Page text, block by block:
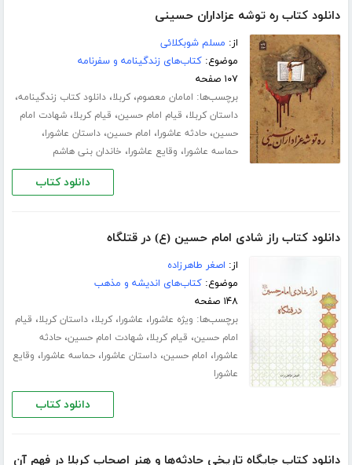
دانلود کتاب ره توشه عزاداران حسینی
از: مسلم شوبکلائی
موضوع:کتاب‌های زندگینامه و سفرنامه
۱۰۷ صفحه
برچسب‌ها: امامان معصوم،کربلا،دانلود کتاب زندگینامه،
داستان کربلا، قیام امام حسین، قیام کربلا،شهادت امام
حسین،حادثه عاشورا، امام حسین،داستان عاشورا،
حماسه عاشورا، وقایع عاشورا، خاندان بنی هاشم
دانلود کتاب
دانلود کتاب راز شادی امام حسین (ع) در قتلگاه
از: اصغر طاهرزاده
موضوع:کتاب‌های اندیشه و مذهب
۱۴۸ صفحه
برچسب‌ها: ویژه عاشورا، عاشورا،کربلا،داستان کربلا، قیام
امام حسین، قیام کربلا،شهادت امام حسین،حادثه
عاشورا، امام حسین،داستان عاشورا،حماسه عاشورا، وقایع
عاشورا
دانلود کتاب
دانلود کتاب جایگاه تاریخی حادثه‌ها و هنر اصحاب کربلا در فهم آن